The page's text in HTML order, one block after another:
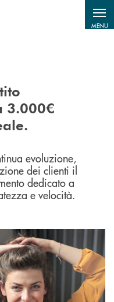
MENU
3.000€
evoluzione,
dei clienti il
dedicato a
e velocità.